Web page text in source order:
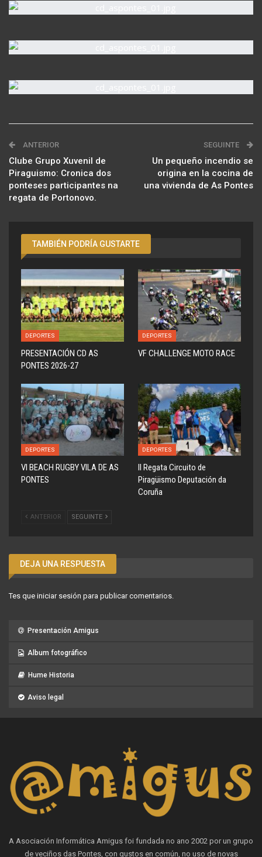
ANTERIOR
Clube Grupo Xuvenil de
Piraguismo: Cronica dos
ponteses participantes na
regata de Portonovo.
SEGUINTE
Un pequeño incendio se
origina en la cocina de
una vivienda de As Pontes
TAMBIÉN PODRÍA GUSTARTE
DEPORTES
PRESENTACIÓN CD AS
PONTES 2026-27
DEPORTES
VF CHALLENGE MOTO RACE
DEPORTES
VI BEACH RUGBY VILA DE AS
PONTES
DEPORTES
ll Regata Circuito de
Piragüismo Deputación da
Coruña
ANTERIOR SEGUINTE
DEJA UNA RESPUESTA
Tes que iniciar sesión para publicar comentarios.
Presentación Amigus
Album fotográfico
Hume Historia
Aviso legal
A Asociación Informática Amigus foi fundada no ano 2002 por un grupo
de veciños das Pontes, con gustos en común, no uso de novas